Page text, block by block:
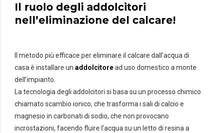
Il ruolo degli addolcitori
nell’eliminazione del calcare!
Il metodo più efficace per eliminare il calcare dall’acqua di
casa è installare un addolcitoread uso domestico a monte
dell’impianto.
La tecnologia degli addolcitori si basa su un processo chimico
chiamato scambio ionico, che trasforma i sali di calcio e
magnesio in carbonati di sodio, che non provocano
incrostazioni, facendo fluire l’acqua su un letto di resina a